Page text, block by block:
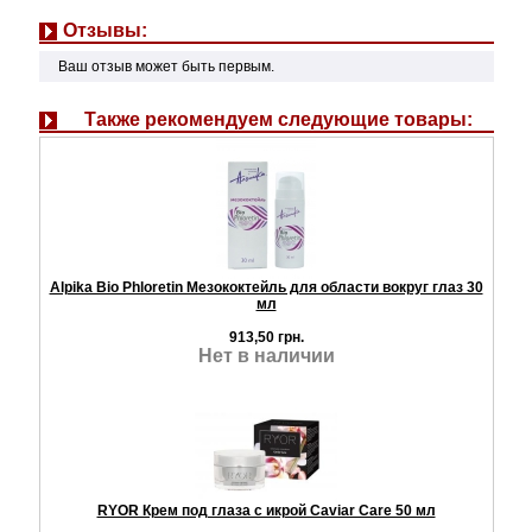
Отзывы:
Ваш отзыв может быть первым.
Также рекомендуем следующие товары:
Alpika Bio Phloretin Мезококтейль для области вокруг глаз 30
мл
913,50 грн.
Нет в наличии
RYOR Крем под глаза с икрой Caviar Care 50 мл